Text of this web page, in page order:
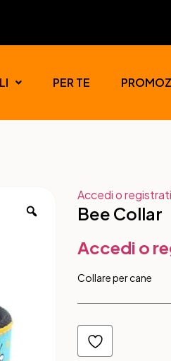
PER TE
Accedi o
Bee Collar
Accedi o
Collare per cane